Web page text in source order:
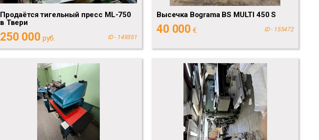
Продаётся тигельный пресс ML-750
в Твери
250 000 руб. ID - 149351
Высечка Bograma BS MULTI 450 S
40 000 € ID - 155472